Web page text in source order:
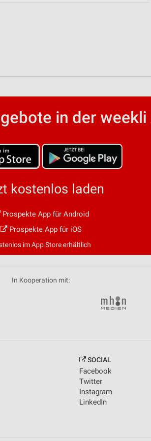
in der weekli
kostenlos laden
Prospekte App für Android
Prospekte App für iOS
im App Store erhältlich
In Kooperation mit:
SOCIAL
Facebook
Twitter
Instagram
LinkedIn